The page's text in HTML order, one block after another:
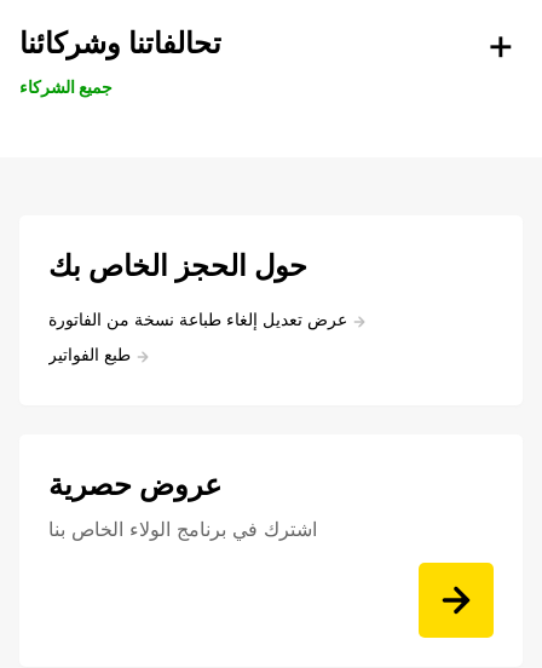
تحالفاتنا وشركائنا
جميع الشركاء
حول الحجز الخاص بك
عرض تعديل إلغاء طباعة نسخة من الفاتورة
طبع الفواتير
عروض حصرية
اشترك في برنامج الولاء الخاص بنا